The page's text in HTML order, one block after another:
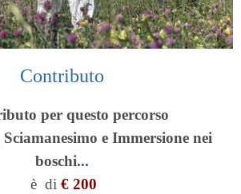
Contributo
per questo percorso
Sciamanesimo e Immersione nei
boschi...
è di € 200